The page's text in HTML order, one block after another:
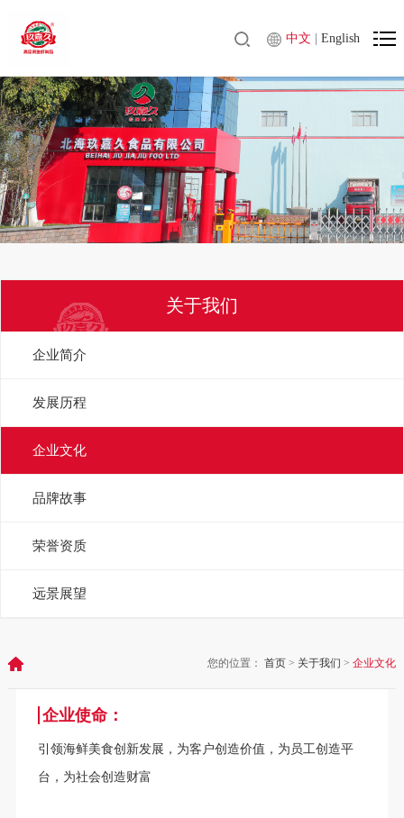
中文 |English
关于我们
企业简介
发展历程
企业文化
品牌故事
荣誉资质
远景展望
您的位置：首页 > 关于我们 >企业文化
企业使命：
引领海鲜美食创新发展，为客户创造价值，为员工创造平
台，为社会创造财富